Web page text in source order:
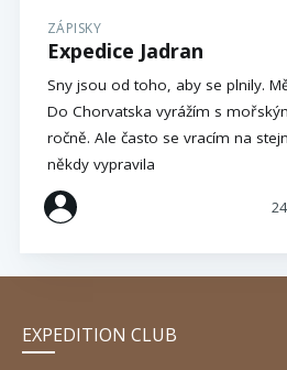
ZÁPISKY
Expedice Jadran
Sny jsou od toho, aby se plnily.
Do Chorvatska vyrážím s
ročně. Ale často se vracím na
někdy vypravila
EXPEDITION CLUB